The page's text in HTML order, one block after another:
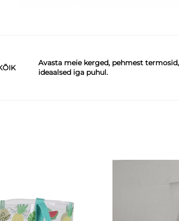
Avasta meie kerged, pehmest
ideaalsed iga puhul.